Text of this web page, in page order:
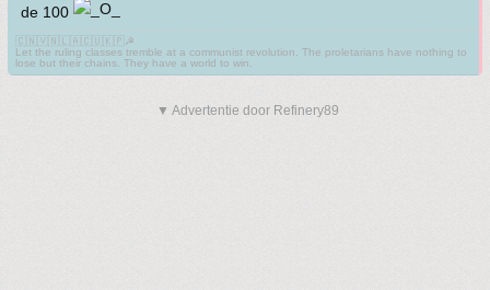
de 100
🇨🇳🇻🇳🇱🇦🇨🇺🇰🇵☭
Let the ruling classes tremble at a communist revolution. The proletarians have nothing to
lose but their chains. They have a world to win.
▼ Advertentie door Refinery89